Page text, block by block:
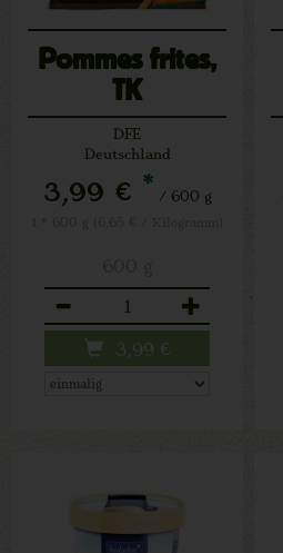
Pommes frites,
TK
DFE
Deutschland
3,99 € * / 600 g
3,99 €